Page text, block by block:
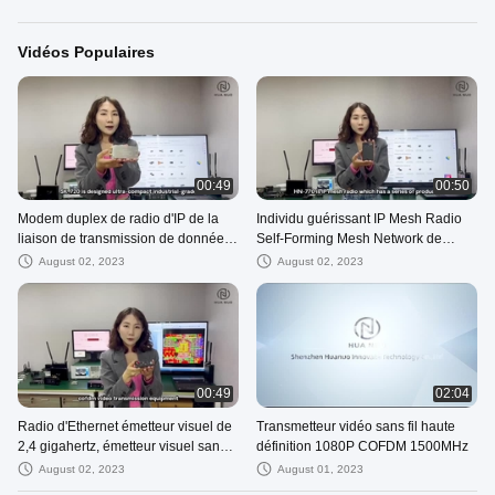
Vidéos Populaires
00:49
Modem duplex de radio d'IP de la
liaison de transmission de données
FDD Cofdm de module de cofdm
August 02, 2023
00:50
Individu guérissant IP Mesh Radio
Self-Forming Mesh Network de
modem de radio d'IP
August 02, 2023
00:49
Radio d'Ethernet émetteur visuel de
2,4 gigahertz, émetteur visuel sans
fil de long terme de HDMI
August 02, 2023
02:04
Transmetteur vidéo sans fil haute
définition 1080P COFDM 1500MHz
August 01, 2023